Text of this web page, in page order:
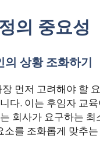
의 중요성
의 상황 조화하기
먼저 고려해야 할
다. 이는 후임자 교
회사가 요구하는
소를 조화롭게 맞추